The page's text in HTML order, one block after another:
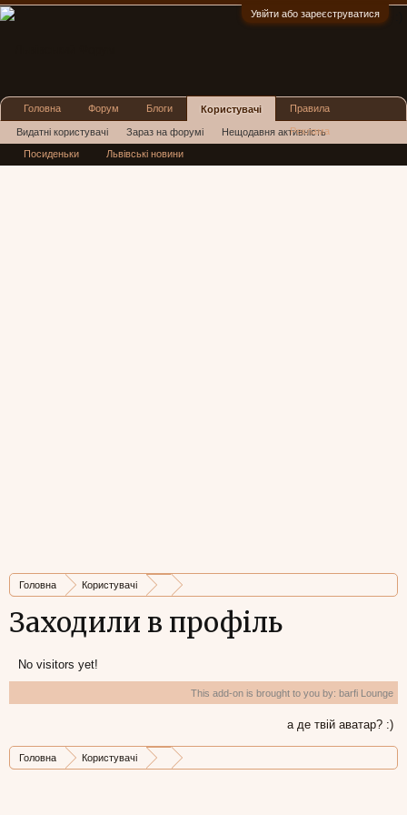
Увійти або зареєструватися
Головна Користувачі
Заходили в профіль
No visitors yet!
This add-on is brought to you by: barfi Lounge
а де твій аватар? :)
Головна Користувачі
Головна Форум Блоги Користувачі
Видатні користувачі Зараз на форумі Нещодавня активність
Нові повідомлення профілю
Правила
Реклама
Посиденьки Львівські новини